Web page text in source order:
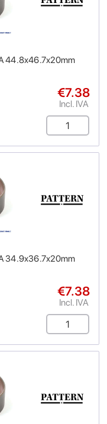
44.8x46.7x20mm
€7.38
Incl. IVA
34.9x36.7x20mm
€7.38
Incl. IVA